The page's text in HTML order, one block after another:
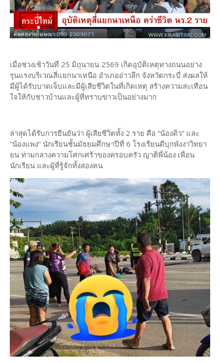
เมื่อช่วงเช้าวันที่ 25 มิถุนายน 2569 เกิดอุบัติเหตุทางถนนอย่าง
รุนแรงบริเวณสี่แยกนาเหนือ อำเภออ่าวลึก จังหวัดกระบี่ ส่งผลให้
มีผู้ได้รับบาดเจ็บและมีผู้เสียชีวิตในที่เกิดเหตุ สร้างความสะเทือน
ใจให้กับชาวบ้านและผู้ที่ทราบข่าวเป็นอย่างมาก
ล่าสุดได้รับการยืนยันว่า ผู้เสียชีวิตทั้ง 2 ราย คือ “น้องดิว” และ
“น้องแพง” นักเรียนชั้นมัธยมศึกษาปีที่ 6 โรงเรียนดีบุกพังงาวิทยา
ยน ท่ามกลางความโศกเศร้าของครอบครัว ญาติพี่น้อง เพื่อน
นักเรียน และผู้ที่รู้จักทั้งสองคน